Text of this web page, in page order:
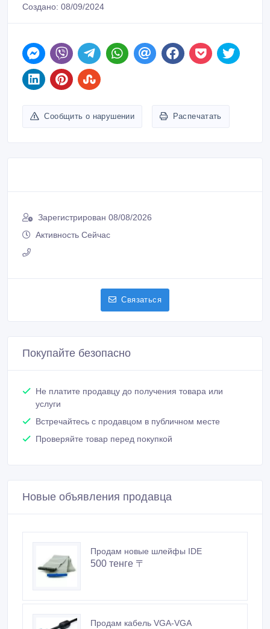
Создано: 08/09/2024
Сообщить о нарушении Распечатать
Зарегистрирован 08/08/2026
Активность Сейчас
Связаться
Покупайте безопасно
Не платите продавцу до получения товара или
услуги
Встречайтесь с продавцом в публичном месте
Проверяйте товар перед покупкой
Новые объявления продавца
Продам новые шлейфы IDE
500 тенге 〒
Продам кабель VGA-VGA